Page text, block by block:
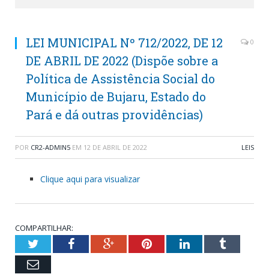
LEI MUNICIPAL Nº 712/2022, DE 12
DE ABRIL DE 2022 (Dispõe sobre a
Política de Assistência Social do
Município de Bujaru, Estado do
Pará e dá outras providências)
0
POR CR2-ADMIN5 EM 12 DE ABRIL DE 2022 LEIS
Clique aqui para visualizar
COMPARTILHAR:
TwitterFacebookGoogle+PinterestLinkedInTumblr
Email